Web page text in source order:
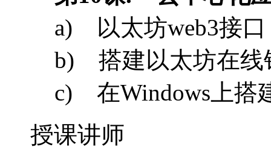
授课讲师
Elink
8年编程开发经验，某
究区块链技术，翻译
发手册，